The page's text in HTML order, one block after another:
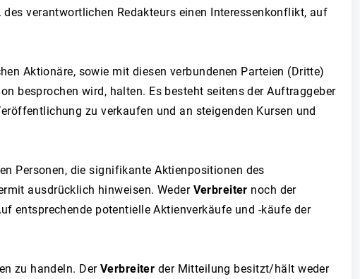
des verantwortlichen Redakteurs einen Interessenkonflikt, auf
Aktionäre, sowie mit diesen verbundenen Parteien (Dritte)
besprochen wird, halten. Es besteht seitens der Auftraggeber
zu verkaufen und an steigenden Kursen und
Personen, die signifikante Aktienpositionen des
ausdrücklich hinweisen. Weder Verbreiter noch der
entsprechende potentielle Aktienverkäufe und -käufe der
zu handeln. Der Verbreiter der Mitteilung besitzt/hält weder